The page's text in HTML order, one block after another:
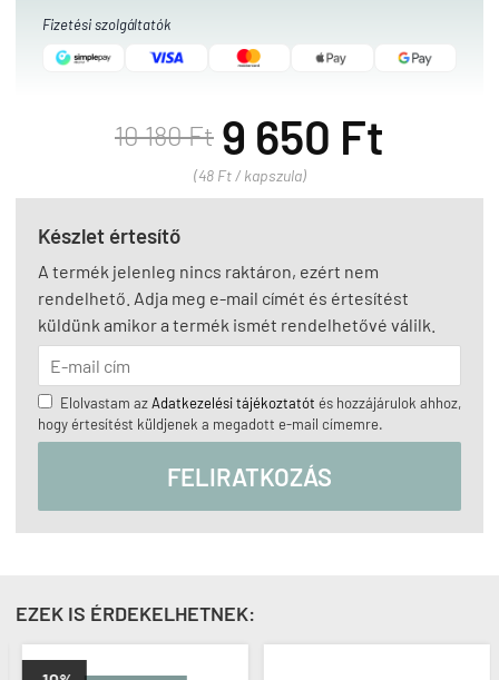
Fizetési szolgáltatók
10 180 Ft 9 650 Ft
(48 Ft / kapszula)
Készlet értesítő
A termék jelenleg nincs raktáron, ezért nem
rendelhető. Adja meg e-mail címét és értesítést
küldünk amikor a termék ismét rendelhetővé válilk.
Elolvastam azAdatkezelési tájékoztatót és hozzájárulok ahhoz,
hogy értesítést küldjenek a megadott e-mail címemre.
FELIRATKOZÁS
EZEK IS ÉRDEKELHETNEK: